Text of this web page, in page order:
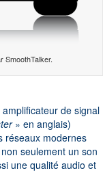
SmoothTalker.
de signal
» en anglais)
réseaux modernes
seulement un son
une qualité audio et